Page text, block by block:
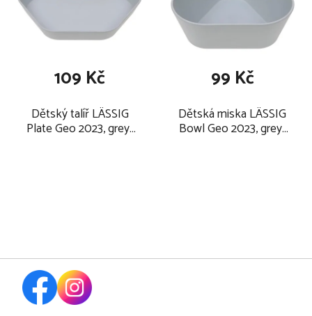
Dětský talíř LÄSSIG
Plate Geo 2023, grey-
109 Kč
Dětská miska LÄSSIG
Bowl Geo 2023, grey-
99 Kč